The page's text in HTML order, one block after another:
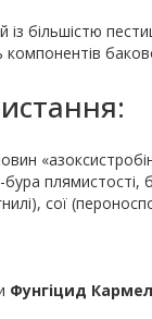
більшістю
компонентів
сої
Фунгіцид